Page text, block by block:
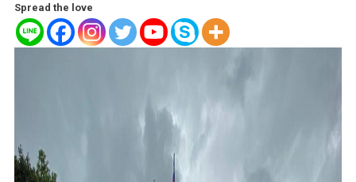
Spread the love